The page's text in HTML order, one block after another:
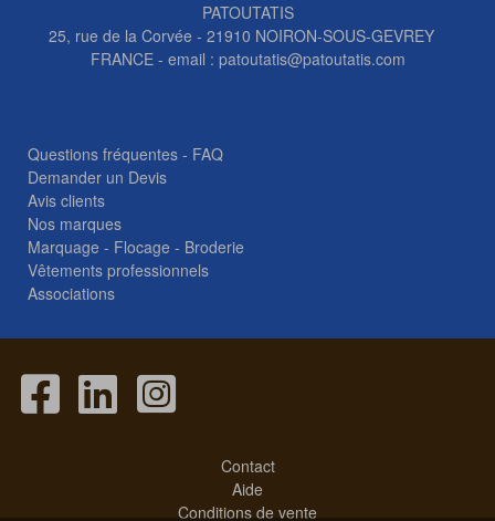
PATOUTATIS
25, rue de la Corvée - 21910 NOIRON-SOUS-GEVREY
FRANCE - email : patoutatis@patoutatis.com
Questions fréquentes - FAQ
Demander un Devis
Avis clients
Nos marques
Marquage - Flocage - Broderie
Vêtements professionnels
Associations
Contact
Aide
Conditions de vente